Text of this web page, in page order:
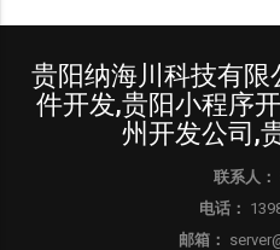
贵阳纳海川科技有
件开发,贵阳小程序
州开发公司,
联系人：
电话：
邮箱：